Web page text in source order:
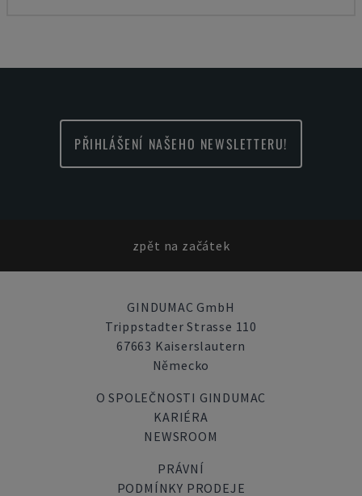
PŘIHLÁŠENÍ NAŠEHO NEWSLETTERU!
zpět na začátek
GINDUMAC GmbH
Trippstadter Strasse 110
67663 Kaiserslautern
Německo
O SPOLEČNOSTI GINDUMAC
KARIÉRA
NEWSROOM
PRÁVNÍ
PODMÍNKY PRODEJE